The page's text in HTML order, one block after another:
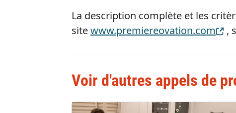
La description complète et les
sitewww.premiereovation.com ,
Voir d'autres appels de